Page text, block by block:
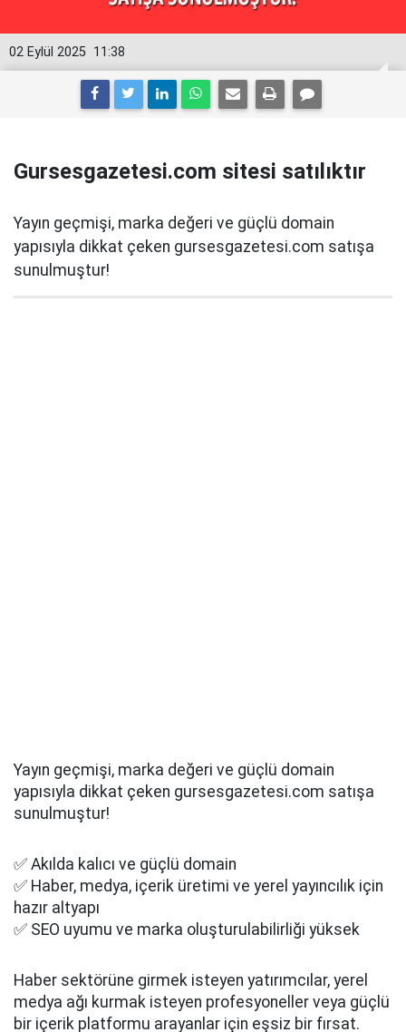
11:38
02 Eylül 2025
Gursesgazetesi.com sitesi satılıktır
Yayın geçmişi, marka değeri ve güçlü domain
yapısıyla dikkat çeken gursesgazetesi.com satışa
sunulmuştur!
Yayın geçmişi, marka değeri ve güçlü domain
yapısıyla dikkat çeken gursesgazetesi.com satışa
sunulmuştur!
✅ Akılda kalıcı ve güçlü domain
✅ Haber, medya, içerik üretimi ve yerel yayıncılık için
hazır altyapı
✅ SEO uyumu ve marka oluşturulabilirliği yüksek
Haber sektörüne girmek isteyen yatırımcılar, yerel
medya ağı kurmak isteyen profesyoneller veya güçlü
bir içerik platformu arayanlar için eşsiz bir fırsat.